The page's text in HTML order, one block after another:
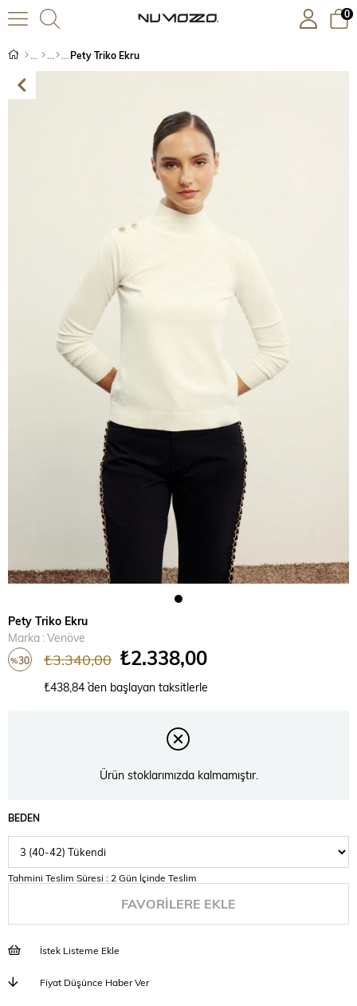
0
Pety Triko Ekru
Pety Triko Ekru
Marka :Venöve
%30 ₺3.340,00 ₺2.338,00
₺438,84 `den başlayan taksitlerle
Ürün stoklarımızda kalmamıştır.
BEDEN
Tahmini Teslim Süresi : 2 Gün İçinde Teslim
FAVORILERE EKLE
İstek Listeme Ekle
Fiyat Düşünce Haber Ver